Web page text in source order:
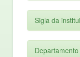
Sigla da
Departamento